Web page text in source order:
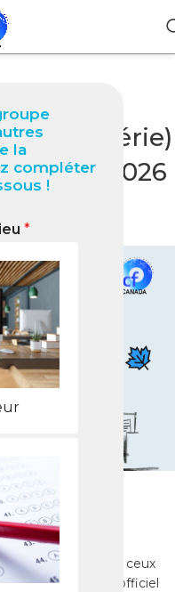
la
compléter
!
*
(Algérie)
2026
2026
essentiel pour tous ceux
Canada. Ce test officiel